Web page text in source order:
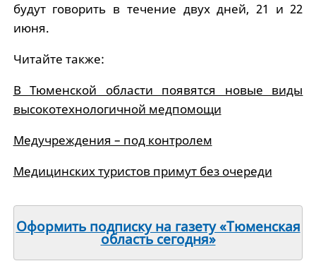
будут говорить в течение двух дней, 21 и 22
июня.
Читайте также:
В Тюменской области появятся новые виды
высокотехнологичной медпомощи
Медучреждения – под контролем
Медицинских туристов примут без очереди
Оформить подписку на газету «Тюменская
область сегодня»